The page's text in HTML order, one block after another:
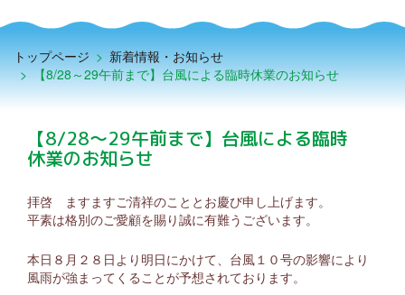
トップページ > 新着情報・お知らせ
> 【8/28～29午前まで】台風による臨時休業のお知らせ
【8/28～29午前まで】台風による臨時
休業のお知らせ
拝啓 ますますご清祥のこととお慶び申し上げます。
平素は格別のご愛顧を賜り誠に有難うございます。
本日８月２８日より明日にかけて、台風１０号の影響により
風雨が強まってくることが予想されております。
暮らしのサービス
貯める・借りる（JAバンク）
困った時の連絡先
新着情報一覧
広報誌 たねやく